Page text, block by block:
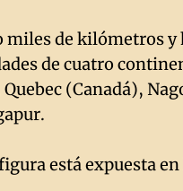
miles de kilómetros y
de cuatro
(Canadá),
está expuesta